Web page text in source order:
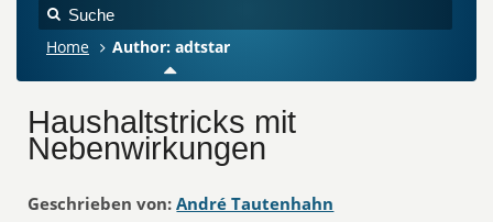
Home Author: adtstar
Haushaltstricks mit
Nebenwirkungen
Geschrieben von: André Tautenhahn